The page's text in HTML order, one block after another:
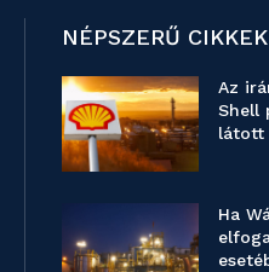
NÉPSZERŰ CIKKEK
Az
Shell
látott
Ha